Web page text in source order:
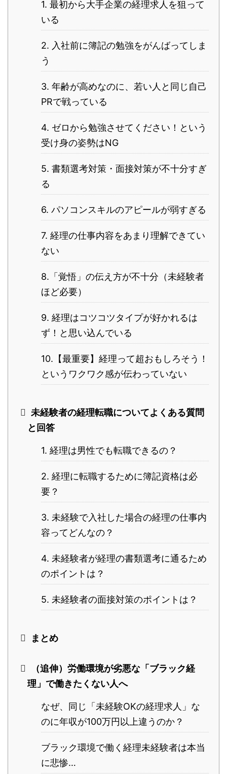
1. 最初から大手企業の経理求人を狙って
いる
2. 入社前に簿記の勉強をがんばってしま
う
3. 年齢が高めなのに、若い人と同じ自己
PRで戦っている
4. ゼロから勉強させてください！という
受け身の姿勢はNG
5. 書類選考対策・面接対策が不十分すぎ
る
6. パソコンスキルのアピールが弱すぎる
7. 経理の仕事内容をあまり理解できてい
ない
8.「覚悟」の伝え方が不十分（未経験者
ほど必要）
9. 経理はコツコツタイプが好かれるは
ず！と思い込んでいる
10.【最重要】経理って超おもしろそう！
というワクワク感が伝わっていない
未経験者の経理転職についてよくある質問
と回答
1. 経理は男性でも転職できるの？
2. 経理に転職するために簿記資格は必
要？
3. 未経験で入社した場合の経理の仕事内
容ってどんなの？
4. 未経験者が経理の書類選考に通るため
のポイントは？
5. 未経験者の面接対策のポイントは？
まとめ
（追伸）労働環境が劣悪な「ブラック経
理」で働きたくない人へ
なぜ、同じ「未経験OKの経理求人」な
のに年収が100万円以上違うのか？
ブラック環境で働く経理未経験者は本当
に悲惨…